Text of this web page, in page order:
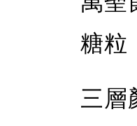
糖粒
三層